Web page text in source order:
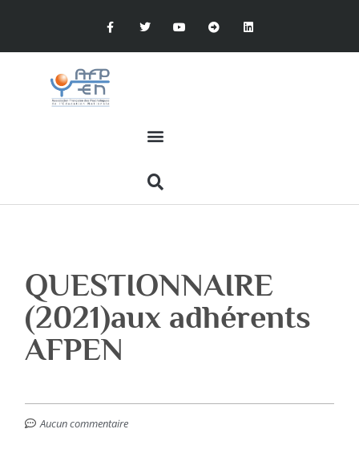
QUESTIONNAIRE
(2021)aux adhérents
AFPEN
Aucun commentaire